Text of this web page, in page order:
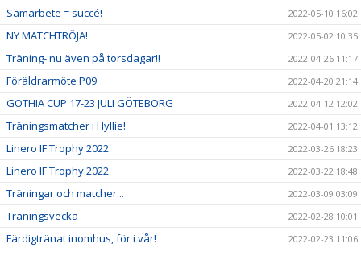
Samarbete = succé! 2022-05-10 16:02
NY MATCHTRÖJA! 2022-05-02 10:35
Träning- nu även på torsdagar!! 2022-04-26 11:17
Föräldrarmöte P09 2022-04-20 21:14
GOTHIA CUP 17-23 JULI GÖTEBORG 2022-04-12 12:02
Träningsmatcher i Hyllie! 2022-04-01 13:12
Linero IF Trophy 2022 2022-03-26 18:23
Linero IF Trophy 2022 2022-03-22 18:48
Träningar och matcher... 2022-03-09 03:09
Träningsvecka 2022-02-28 10:01
Färdigtränat inomhus, för i vår! 2022-02-23 11:06